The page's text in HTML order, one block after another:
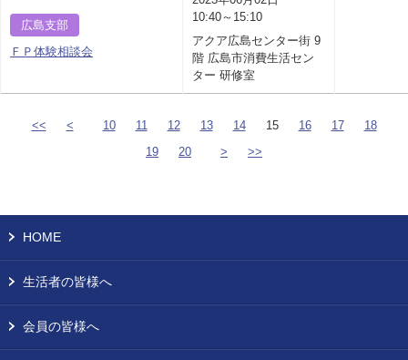
広島支部
ＦＰ体験相談会
10:40～15:10
アクア広島センター街 9
階 広島市消費生活セン
ター 研修室
<< < 10 11 12 13 14 15 16 17
18
19
20 > >>
HOME
生活者の皆様へ
会員の皆様へ